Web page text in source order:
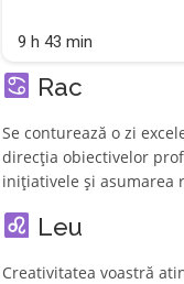
9 h 43 min
Rac
Se conturează o zi
direcția obiectivelor
inițiativele și asumarea
Leu
Creativitatea voastră